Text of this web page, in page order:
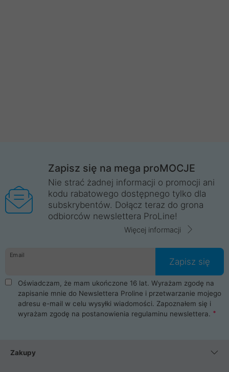
Zapisz się na mega proMOCJE
Nie strać żadnej informacji o promocji ani
kodu rabatowego dostępnego tylko dla
subskrybentów. Dołącz teraz do grona
odbiorców newslettera ProLine!
Więcej informacji
Email
Zapisz się
Oświadczam, że mam ukończone 16 lat. Wyrażam zgodę na
zapisanie mnie do Newslettera Proline i przetwarzanie mojego
adresu e-mail w celu wysyłki wiadomości. Zapoznałem się i
wyrażam zgodę na postanowienia regulaminu newslettera.
Zakupy